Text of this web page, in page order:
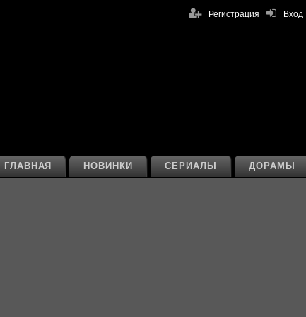
Вход
Регистрация
ДОРАМЫ
СЕРИАЛЫ
НОВИНКИ
ГЛАВНАЯ